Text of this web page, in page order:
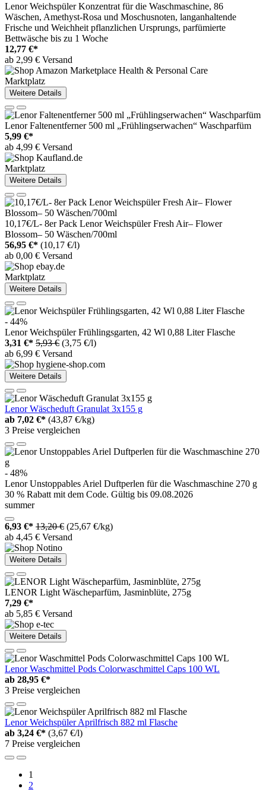
Lenor Weichspüler Konzentrat für die Waschmaschine, 86
Wäschen, Amethyst-Rosa und Moschusnoten, langanhaltende
Frische und Weichheit pflanzlichen Ursprungs, parfümierte
Bettwäsche bis zu 1 Woche
12,77 €*
ab 2,99 € Versand
Marktplatz
Weitere Details
Lenor Faltenentferner 500 ml „Frühlingserwachen“ Waschparfüm
5,99 €*
ab 4,99 € Versand
Marktplatz
Weitere Details
10,17€/L- 8er Pack Lenor Weichspüler Fresh Air– Flower
Blossom– 50 Wäschen/700ml
56,95 €* (10,17 €/l)
ab 0,00 € Versand
Marktplatz
Weitere Details
- 44%
Lenor Weichspüler Frühlingsgarten, 42 Wl 0,88 Liter Flasche
3,31 €* 5,93 € (3,75 €/l)
ab 6,99 € Versand
Weitere Details
Lenor Wäscheduft Granulat 3x155 g
ab 7,02 €* (43,87 €/kg)
3 Preise vergleichen
- 48%
Lenor Unstoppables Ariel Duftperlen für die Waschmaschine 270 g
30 % Rabatt mit dem Code. Gültig bis 09.08.2026
summer
6,93 €* 13,20 € (25,67 €/kg)
ab 4,45 € Versand
Weitere Details
LENOR Light Wäscheparfüm, Jasminblüte, 275g
7,29 €*
ab 5,85 € Versand
Weitere Details
Lenor Waschmittel Pods Colorwaschmittel Caps 100 WL
ab 28,95 €*
3 Preise vergleichen
Lenor Weichspüler Aprilfrisch 882 ml Flasche
ab 3,24 €* (3,67 €/l)
7 Preise vergleichen
1
2